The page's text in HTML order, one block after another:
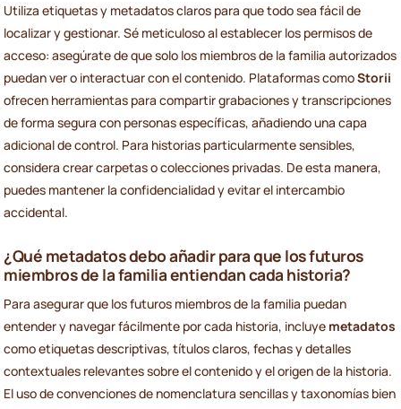
Utiliza etiquetas y metadatos claros para que todo sea fácil de
localizar y gestionar. Sé meticuloso al establecer los permisos de
acceso: asegúrate de que solo los miembros de la familia autorizados
puedan ver o interactuar con el contenido. Plataformas comoStorii
ofrecen herramientas para compartir grabaciones y transcripciones
de forma segura con personas específicas, añadiendo una capa
adicional de control. Para historias particularmente sensibles,
considera crear carpetas o colecciones privadas. De esta manera,
puedes mantener la confidencialidad y evitar el intercambio
accidental.
¿Qué metadatos debo añadir para que los futuros
miembros de la familia entiendan cada historia?
Para asegurar que los futuros miembros de la familia puedan
entender y navegar fácilmente por cada historia, incluye metadatos
como etiquetas descriptivas, títulos claros, fechas y detalles
contextuales relevantes sobre el contenido y el origen de la historia.
El uso de convenciones de nomenclatura sencillas y taxonomías bien